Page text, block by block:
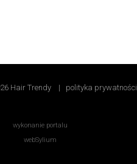
Hair Trendy | polityka prywatności
wykonanie portalu
webSylium